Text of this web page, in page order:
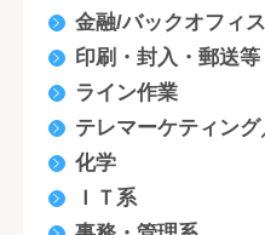
金融/バックオフィス
印刷・封入・郵送等
ライン作業
テレマーケティン
化学
ＩＴ系